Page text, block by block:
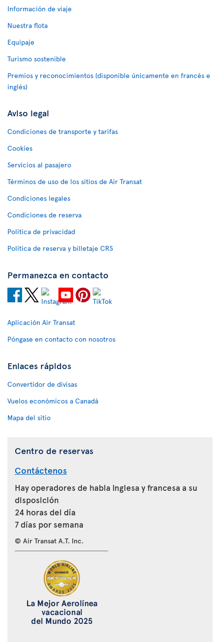
Información de viaje
Nuestra flota
Equipaje
Turismo sostenible
Premios y reconocimientos (disponible únicamente en francés e
inglés)
Aviso legal
Condiciones de transporte y tarifas
Cookies
Servicios al pasajero
Términos de uso de los sitios de Air Transat
Condiciones legales
Condiciones de reserva
Política de privacidad
Política de reserva y billetaje CRS
Permanezca en contacto
Aplicación Air Transat
Póngase en contacto con nosotros
Enlaces rápidos
Convertidor de divisas
Vuelos económicos a Canadá
Mapa del sitio
Centro de reservas
Contáctenos
Hay operadores de habla inglesa y francesa a su
disposición
24 horas del día
7 días por semana
© Air Transat A.T. Inc.